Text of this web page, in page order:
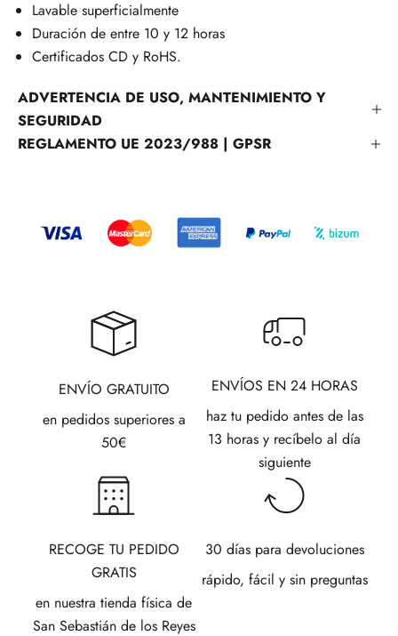
Lavable superficialmente
Duración de entre 10 y 12 horas
Certificados CD y RoHS.
ADVERTENCIA DE USO, MANTENIMIENTO Y
SEGURIDAD
REGLAMENTO UE 2023/988 | GPSR
ENVÍO GRATUITO
en pedidos superiores a
50€
ENVÍOS EN 24 HORAS
haz tu pedido antes de las
13 horas y recíbelo al día
siguiente
RECOGE TU PEDIDO
GRATIS
en nuestra tienda física de
San Sebastián de los Reyes
30 días para devoluciones
rápido, fácil y sin preguntas